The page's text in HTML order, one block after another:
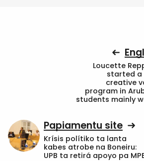
Loucette
started a
creative
program in
students mainly
Papiamentu site
Krísis polítiko ta lanta
kabes atrobe na Boneiru:
UPB ta retirá apoyo pa